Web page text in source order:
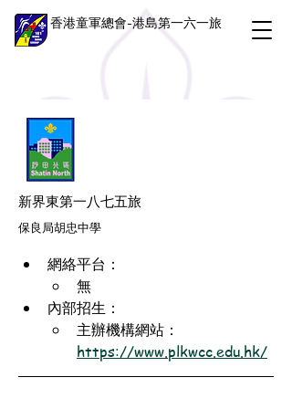
香港童軍總會-港島第一六一旅
新界東第一八七五旅
保良局胡忠中學
網絡平台：
無
內部招生：
主辦機構網站：
https://www.plkwcc.edu.hk/